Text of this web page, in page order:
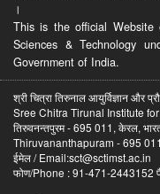
।
This is the official Website
Sciences & Technology
Government of India.
श्री चित्रा तिरुनाल आयुर्विज्ञान और
Sree Chitra Tirunal Institute
तिरुवनन्तपुरम - 695 011, केरल,
Thiruvananthapuram - 695
ईमेल / Email:sct@sctimst.ac.in
फोण/Phone : 91-471-2443152